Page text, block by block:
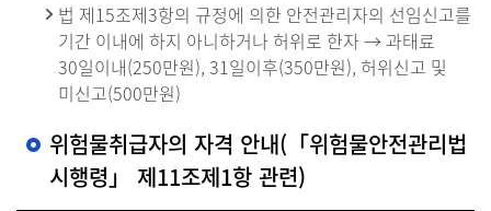
법 제15조제3항의 규정에 의한 안전관리자의 선임신고를
기간 이내에 하지 아니하거나 허위로 한자 → 과태료
30일이내(250만원), 31일이후(350만원), 허위신고 및
미신고(500만원)
위험물취급자의 자격 안내(「위험물안전관리법
시행령」 제11조제1항 관련)